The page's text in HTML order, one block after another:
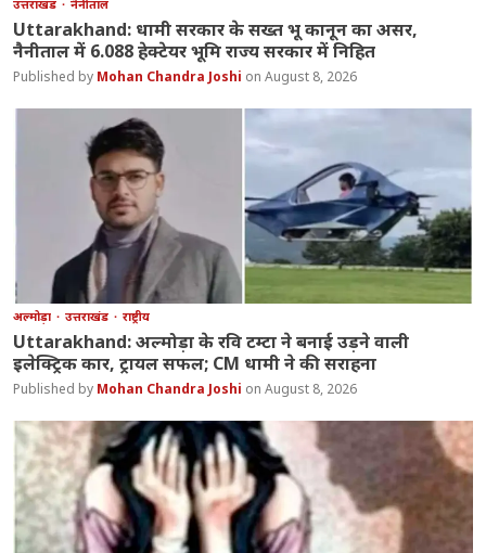
उत्तराखंड नैनीताल
Uttarakhand: धामी सरकार के सख्त भू कानून का असर,
नैनीताल में 6.088 हेक्टेयर भूमि राज्य सरकार में निहित
Mohan Chandra Joshi August 8, 2026
अल्मोड़ा उत्तराखंड राष्ट्रीय
Uttarakhand: अल्मोड़ा के रवि टम्टा ने बनाई उड़ने वाली
इलेक्ट्रिक कार, ट्रायल सफल; CM धामी ने की सराहना
Mohan Chandra Joshi August 8, 2026